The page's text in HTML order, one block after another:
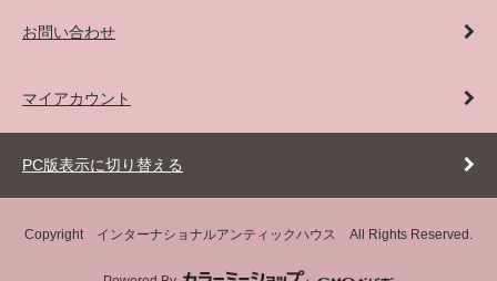
お問い合わせ
マイアカウント
PC版表示に切り替える
Copyright インターナショナルアンティックハウス All Rights Reserved.